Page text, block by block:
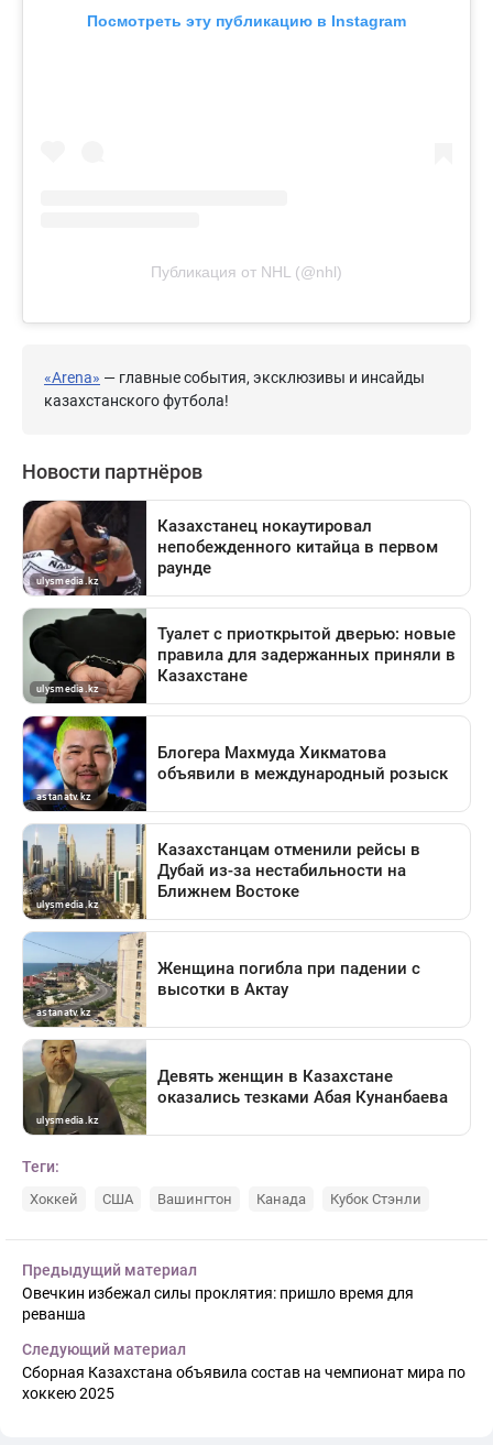
Посмотреть эту публикацию в Instagram
Публикация от NHL (@nhl)
«Arena» — главные события, эксклюзивы и инсайды
казахстанского футбола!
Теги:
Хоккей США Вашингтон Канада Кубок Стэнли
Предыдущий материал
Овечкин избежал силы проклятия: пришло время для
реванша
Следующий материал
Сборная Казахстана объявила состав на чемпионат мира по
хоккею 2025